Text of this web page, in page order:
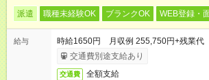
派遣 職種未経験OK ブランクOK WEB登録・
給与
時給1650円 月収例 255,750円+残業代
交通費別途支給あり
交通費 全額支給